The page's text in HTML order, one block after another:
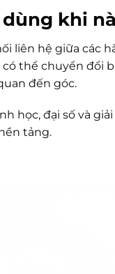
khi
liên hệ giữa các
thể chuyển đổi
đến góc.
học, đại số và giải
tảng.